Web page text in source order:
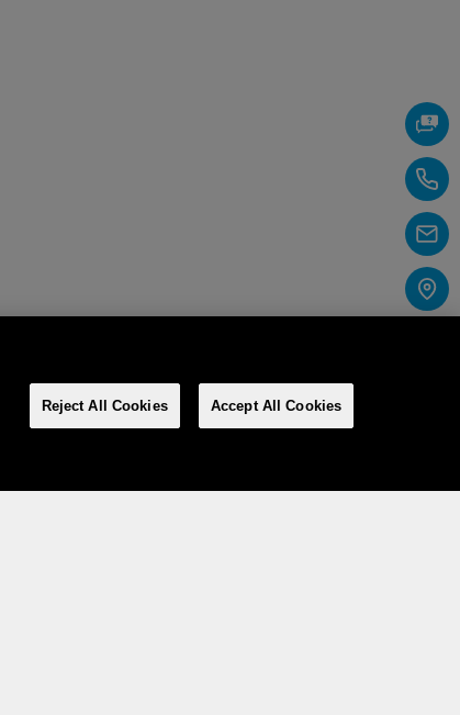
Reject All Cookies Accept All Cookies